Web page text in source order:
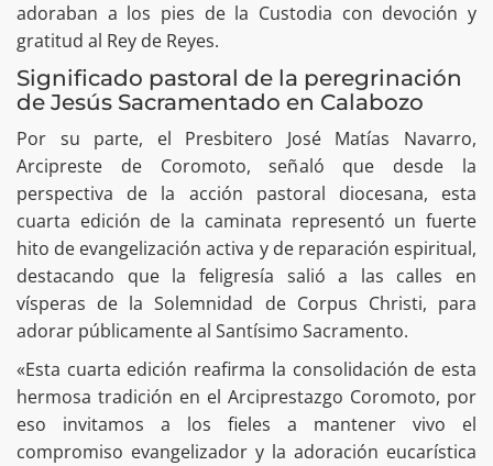
adoraban a los pies de la Custodia con devoción y
gratitud al Rey de Reyes.
Significado pastoral de la peregrinación
de Jesús Sacramentado en Calabozo
Por su parte, el Presbitero José Matías Navarro,
Arcipreste de Coromoto, señaló que desde la
perspectiva de la acción pastoral diocesana, esta
cuarta edición de la caminata representó un fuerte
hito de evangelización activa y de reparación espiritual,
destacando que la feligresía salió a las calles en
vísperas de la Solemnidad de Corpus Christi, para
adorar públicamente al Santísimo Sacramento.
«Esta cuarta edición reafirma la consolidación de esta
hermosa tradición en el Arciprestazgo Coromoto, por
eso invitamos a los fieles a mantener vivo el
compromiso evangelizador y la adoración eucarística